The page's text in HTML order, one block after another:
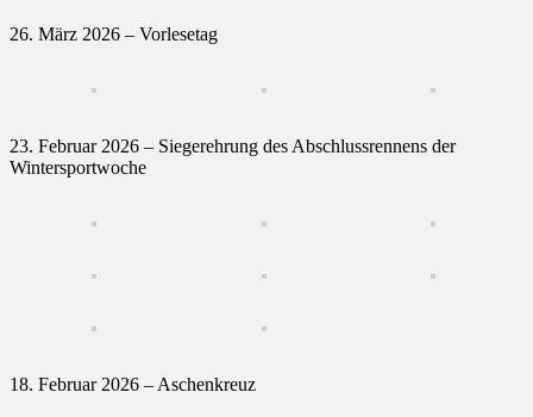
26. März 2026 – Vorlesetag
23. Februar 2026 – Siegerehrung des Abschlussrennens der
Wintersportwoche
18. Februar 2026 – Aschenkreuz